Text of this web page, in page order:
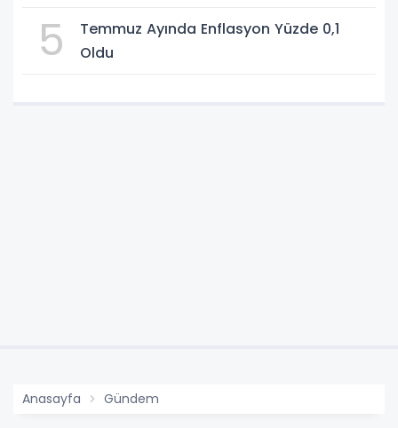
5
Temmuz Ayında Enflasyon Yüzde 0,1
Oldu
Anasayfa Gündem